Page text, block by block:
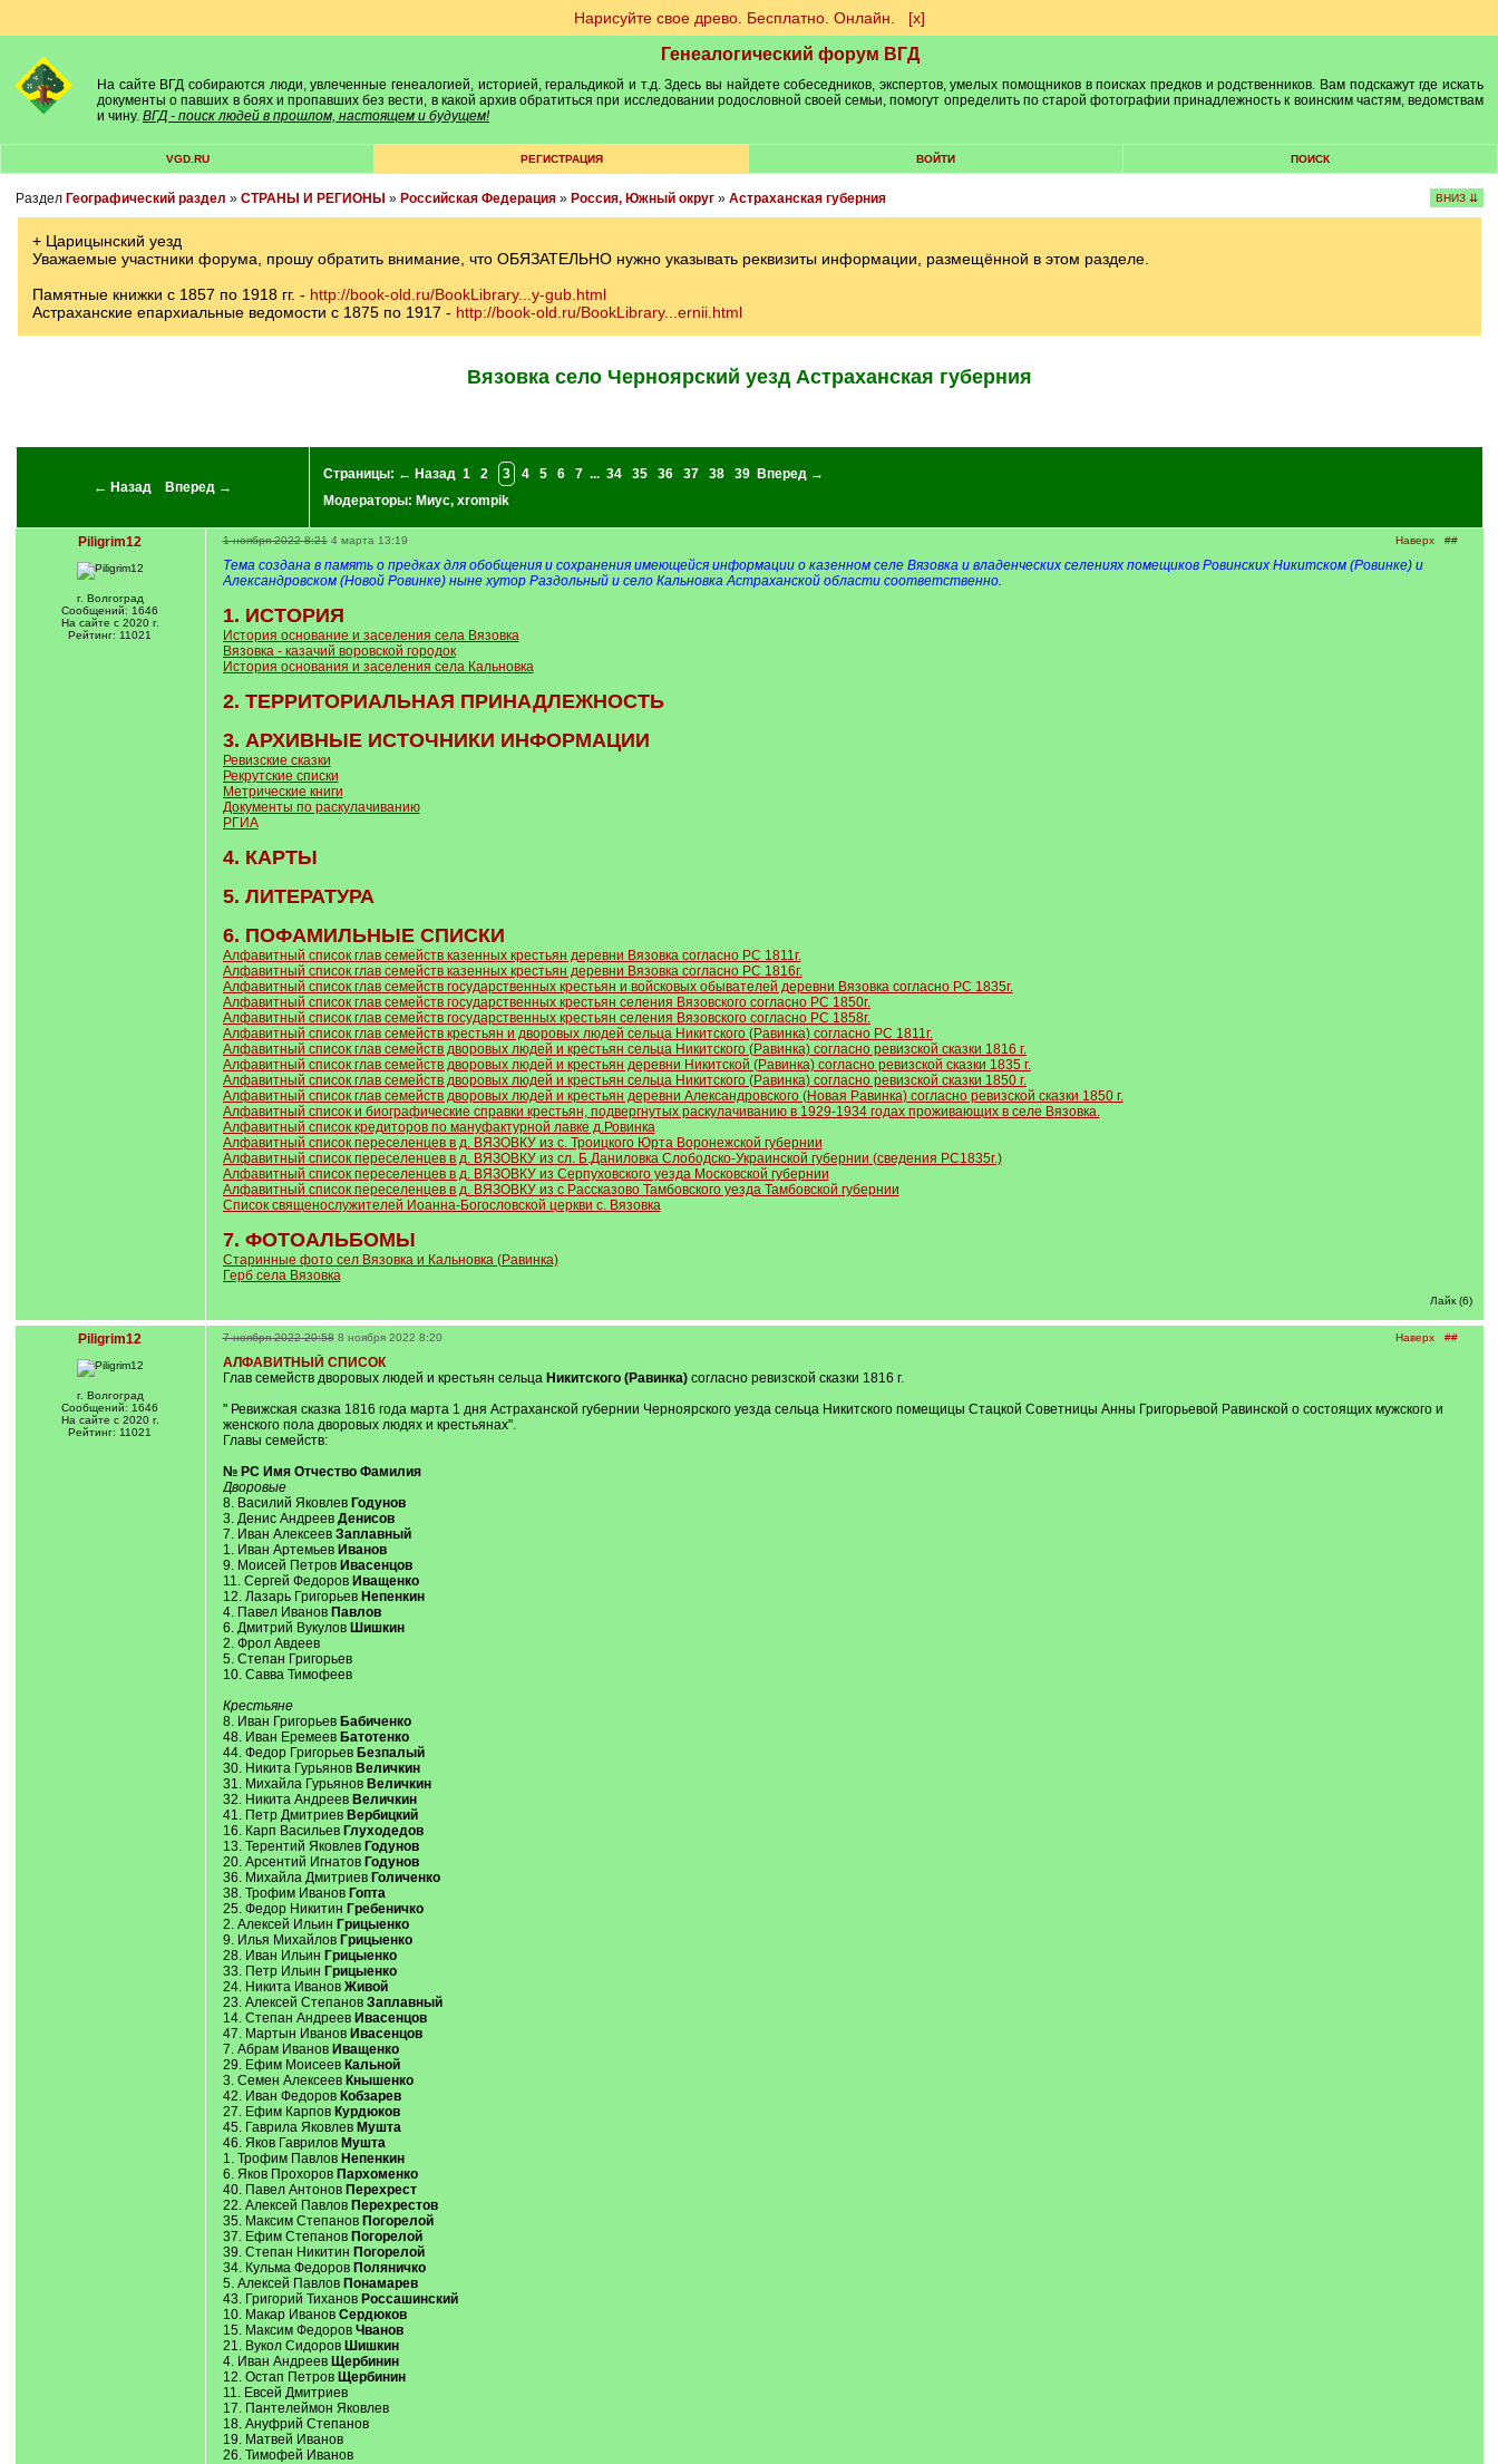
Нарисуйте свое древо. Бесплатно. Онлайн. [х]
Генеалогический форум ВГД
На сайте ВГД собираются люди, увлеченные генеалогией, историей, геральдикой и т.д. Здесь вы найдете собеседников, экспертов, умелых помощников в поисках предков и родственников. Вам подскажут где искать
документы о павших в боях и пропавших без вести, в какой архив обратиться при исследовании родословной своей семьи, помогут определить по старой фотографии принадлежность к воинским частям, ведомствам
и чину. ВГД - поиск людей в прошлом, настоящем и будущем!
VGD.RU РЕГИСТРАЦИЯ ВОЙТИ ПОИСК
Раздел Географический раздел » СТРАНЫ И РЕГИОНЫ » Российская Федерация» Россия, Южный округ» Астраханская губерния ВНИЗ ⇊
+ Царицынский уезд
Уважаемые участники форума, прошу обратить внимание, что ОБЯЗАТЕЛЬНО нужно указывать реквизиты информации, размещённой в этом разделе.
Памятные книжки с 1857 по 1918 гг. - http://book-old.ru/BookLibrary...y-gub.html
Астраханские епархиальные ведомости с 1875 по 1917 - http://book-old.ru/BookLibrary...ernii.html
Вязовка село Черноярский уезд Астраханская губерния
← Назад Вперед →
Страницы: ← Назад 1 2 3 4 5 6 7 ... 34 35 36 37 38 39
Вперед →
Модераторы: Миус, xrompik
Piligrim12
г. Волгоград
Сообщений: 1646
На сайте с 2020 г.
Рейтинг: 11021
Наверх ##
1 ноября 2022 8:21 4 марта 13:19
Тема создана в память о предках для обобщения и сохранения имеющейся информации о казенном селе Вязовка и владенческих селениях помещиков Ровинских Никитском (Ровинке) и
Александровском (Новой Ровинке) ныне хутор Раздольный и село Кальновка Астраханской области соответственно.
1. ИСТОРИЯ
История основание и заселения села Вязовка
Вязовка - казачий воровской городок
История основания и заселения села Кальновка
2. ТЕРРИТОРИАЛЬНАЯ ПРИНАДЛЕЖНОСТЬ
3. АРХИВНЫЕ ИСТОЧНИКИ ИНФОРМАЦИИ
Ревизские сказки
Рекрутские списки
Метрические книги
Документы по раскулачиванию
РГИА
4. КАРТЫ
5. ЛИТЕРАТУРА
6. ПОФАМИЛЬНЫЕ СПИСКИ
Алфавитный список глав семейств казенных крестьян деревни Вязовка согласно РС 1811г.
Алфавитный список глав семейств казенных крестьян деревни Вязовка согласно РС 1816г.
Алфавитный список глав семейств государственных крестьян и войсковых обывателей деревни Вязовка согласно РС 1835г.
Алфавитный список глав семейств государственных крестьян селения Вязовского согласно РС 1850г.
Алфавитный список глав семейств государственных крестьян селения Вязовского согласно РС 1858г.
Алфавитный список глав семейств крестьян и дворовых людей сельца Никитского (Равинка) согласно РС 1811г.
Алфавитный список глав семейств дворовых людей и крестьян сельца Никитского (Равинка) согласно ревизской сказки 1816 г.
Алфавитный список глав семейств дворовых людей и крестьян деревни Никитской (Равинка) согласно ревизской сказки 1835 г.
Алфавитный список глав семейств дворовых людей и крестьян сельца Никитского (Равинка) согласно ревизской сказки 1850 г.
Алфавитный список глав семейств дворовых людей и крестьян деревни Александровского (Новая Равинка) согласно ревизской сказки 1850 г.
Алфавитный список и биографические справки крестьян, подвергнутых раскулачиванию в 1929-1934 годах проживающих в селе Вязовка.
Алфавитный список кредиторов по мануфактурной лавке д.Ровинка
Алфавитный список переселенцев в д. ВЯЗОВКУ из с. Троицкого Юрта Воронежской губернии
Алфавитный список переселенцев в д. ВЯЗОВКУ из сл. Б.Даниловка Слободско-Украинской губернии (сведения РС1835г.)
Алфавитный список переселенцев в д. ВЯЗОВКУ из Серпуховского уезда Московской губернии
Алфавитный список переселенцев в д. ВЯЗОВКУ из с Рассказово Тамбовского уезда Тамбовской губернии
Список священослужителей Иоанна-Богословской церкви с. Вязовка
7. ФОТОАЛЬБОМЫ
Старинные фото сел Вязовка и Кальновка (Равинка)
Герб села Вязовка
Лайк (6)
Piligrim12
г. Волгоград
Сообщений: 1646
На сайте с 2020 г.
Рейтинг: 11021
Наверх ##
7 ноября 2022 20:58 8 ноября 2022 8:20
АЛФАВИТНЫЙ СПИСОК
Глав семейств дворовых людей и крестьян сельца Никитского (Равинка)согласно ревизской сказки 1816 г.
" Ревижская сказка 1816 года марта 1 дня Астраханской губернии Черноярского уезда сельца Никитского помещицы Стацкой Советницы Анны Григорьевой Равинской о состоящих мужского и
женского пола дворовых людях и крестьянах".
Главы семейств:
№ РС Имя Отчество Фамилия
Дворовые
8. Василий Яковлев Годунов
3. Денис Андреев Денисов
7. Иван Алексеев Заплавный
1. Иван Артемьев Иванов
9. Моисей Петров Ивасенцов
11. Сергей Федоров Иващенко
12. Лазарь Григорьев Непенкин
4. Павел Иванов Павлов
6. Дмитрий Вукулов Шишкин
2. Фрол Авдеев
5. Степан Григорьев
10. Савва Тимофеев
Крестьяне
8. Иван Григорьев Бабиченко
48. Иван Еремеев Батотенко
44. Федор Григорьев Безпалый
30. Никита Гурьянов Величкин
31. Михайла Гурьянов Величкин
32. Никита Андреев Величкин
41. Петр Дмитриев Вербицкий
16. Карп Васильев Глуходедов
13. Терентий Яковлев Годунов
20. Арсентий Игнатов Годунов
36. Михайла Дмитриев Голиченко
38. Трофим Иванов Гопта
25. Федор Никитин Гребеничко
2. Алексей Ильин Грицыенко
9. Илья Михайлов Грицыенко
28. Иван Ильин Грицыенко
33. Петр Ильин Грицыенко
24. Никита Иванов Живой
23. Алексей Степанов Заплавный
14. Степан Андреев Ивасенцов
47. Мартын Иванов Ивасенцов
7. Абрам Иванов Иващенко
29. Ефим Моисеев Кальной
3. Семен Алексеев Кнышенко
42. Иван Федоров Кобзарев
27. Ефим Карпов Курдюков
45. Гаврила Яковлев Мушта
46. Яков Гаврилов Мушта
1. Трофим Павлов Непенкин
6. Яков Прохоров Пархоменко
40. Павел Антонов Перехрест
22. Алексей Павлов Перехрестов
35. Максим Степанов Погорелой
37. Ефим Степанов Погорелой
39. Степан Никитин Погорелой
34. Кульма Федоров Поляничко
5. Алексей Павлов Понамарев
43. Григорий Тиханов Россашинский
10. Макар Иванов Сердюков
15. Максим Федоров Чванов
21. Вукол Сидоров Шишкин
4. Иван Андреев Щербинин
12. Остап Петров Щербинин
11. Евсей Дмитриев
17. Пантелеймон Яковлев
18. Ануфрий Степанов
19. Матвей Иванов
26. Тимофей Иванов